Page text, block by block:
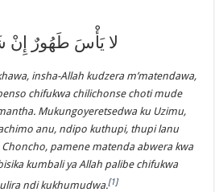
لا يَأْسَ طَهُورٌ إِنْ
insha-Allah kudzera m’matendawa,
chifukwa chilichonse choti mude
Mukungoyeretsedwa ku Uzimu,
anu, ndipo kuthupi, thupi lanu
pamene matenda abwera kwa
kumbali ya Allah palibe chifukwa
ndi kukhumudwa.[1]